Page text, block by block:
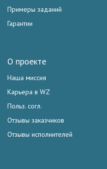
Примеры заданий
Гарантии
О проекте
Наша миссия
Карьера в WZ
Польз. согл.
Отзывы заказчиков
Отзывы исполнителей